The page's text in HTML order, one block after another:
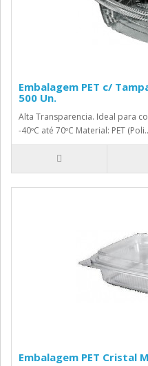
Embalagem PET c/
500 Un.
Alta Transparencia. Ideal para
-40ºC até 70ºC Material: PET (Poli..
Embalagem PET Cristal